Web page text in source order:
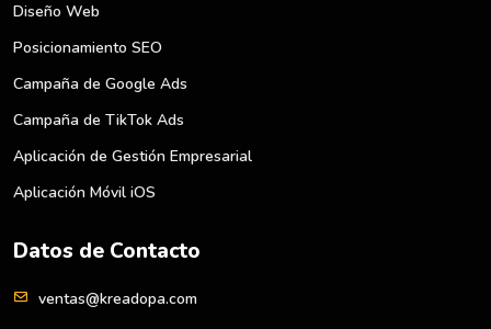
Diseño Web
Posicionamiento SEO
Campaña de Google Ads
Campaña de TikTok Ads
Aplicación de Gestión Empresarial
Aplicación Móvil iOS
Datos de Contacto
ventas@kreadopa.com